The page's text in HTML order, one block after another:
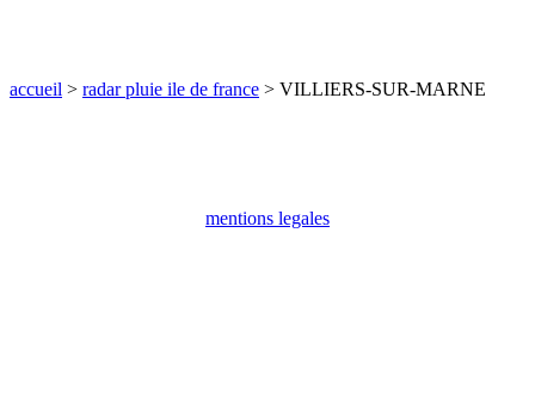
accueil > radar pluie ile de france > VILLIERS-SUR-MARNE
mentions legales